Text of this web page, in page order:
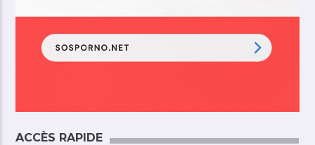
ACCÈS RAPIDE